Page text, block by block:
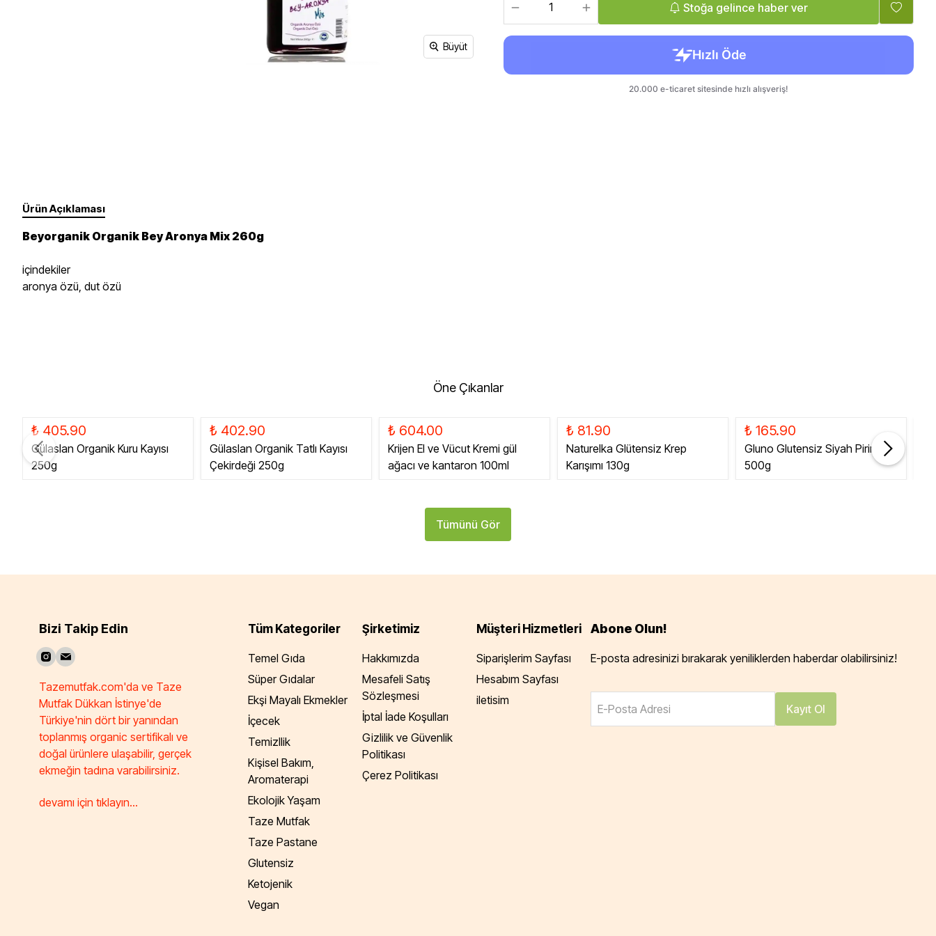
Et Ürünleri Büyüt
Stoğa gelince haber ver
Ürün Açıklaması
Beyorganik Organik Bey Aronya Mix 260g
içindekiler
aronya özü, dut özü
Öne Çıkanlar
₺ 405.90
Gülaslan Organik Kuru Kayısı
250g
₺ 402.90
Gülaslan Organik Tatlı Kayısı
Çekirdeği 250g
₺ 604.00
Krijen El ve Vücut Kremi gül
ağacı ve kantaron 100ml
₺ 81.90
Naturelka Glütensiz Krep
Karışımı 130g
₺ 165.90
Gluno Glutensiz Siyah Pirinç
500g
Tümünü Gör
Bizi Takip Edin
Tazemutfak.com'da ve Taze
Mutfak Dükkan İstinye'de
Türkiye'nin dört bir yanından
toplanmış organic sertifikalı ve
doğal ürünlere ulaşabilir, gerçek
ekmeğin tadına varabilirsiniz.
devamı için tıklayın...
Tüm Kategoriler
Temel Gıda
Süper Gıdalar
Ekşi Mayalı Ekmekler
İçecek
Temizllik
Kişisel Bakım,
Aromaterapi
Ekolojik Yaşam
Taze Mutfak
Taze Pastane
Glutensiz
Ketojenik
Vegan
Şirketimiz
Hakkımızda
Mesafeli Satış
Sözleşmesi
İptal İade Koşulları
Gizlilik ve Güvenlik
Politikası
Çerez Politikası
Müşteri Hizmetleri
Siparişlerim Sayfası
Hesabım Sayfası
iletisim
Abone Olun!
E-posta adresinizi bırakarak yeniliklerden haberdar olabilirsiniz!
E-Posta Adresi Kayıt Ol